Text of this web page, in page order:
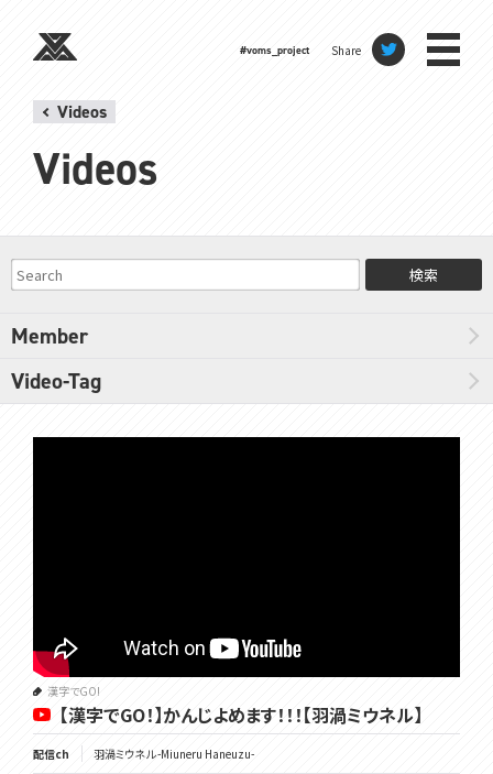
#voms_project Share
Videos
Videos
検索
Member
Video-Tag
漢字でGO!
【漢字でGO！】かんじよめます！！！【羽渦ミウネル】
配信ch 羽渦ミウネル -Miuneru Haneuzu-